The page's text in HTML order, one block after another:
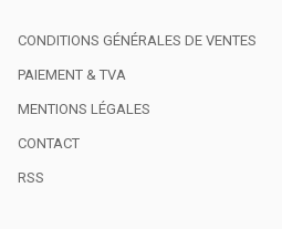
CONDITIONS GÉNÉRALES DE VENTES
PAIEMENT & TVA
MENTIONS LÉGALES
CONTACT
RSS